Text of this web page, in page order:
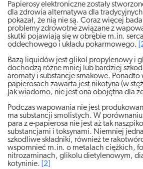
Papierosy elektroniczne zostały
dla zdrowia alternatywa dla
pokazał, że nią nie są. Coraz więcej
problemy zdrowotne związane z
skutki pojawiają się w obrębie m.in.
oddechowego i układu pokarmowego.
Bazą liquidów jest glikol propylenowy i
dochodzą różne mniej lub bardziej
aromaty i substancje smakowe. Ponadto
papierosach zawarta jest nikotyna (w
Jak wiadomo, nie jest ona obojętna dla
Podczas wapowania nie jest
ma substancji smolistych. W
para z e-papierosa nie jest aż tak
substancjami i toksynami. Niemniej
szkodliwe składniki, również te
wspomnieć m.in. o metalach ciężkich,
nitrozaminach, glikolu dietylenowym,
kotyninie.
[2]